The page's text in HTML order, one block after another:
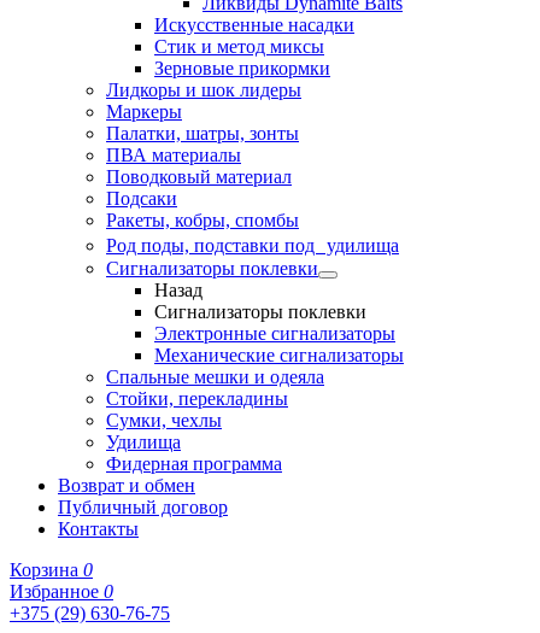
Искусственные насадки
Стик и метод миксы
Зерновые прикормки
Лидкоры и шок лидеры
Маркеры
Палатки, шатры, зонты
ПВА материалы
Поводковый материал
Подсаки
Ракеты, кобры, спомбы
Род поды, подставки под удилища
Сигнализаторы поклевки
Назад
Сигнализаторы поклевки
Электронные сигнализаторы
Механические сигнализаторы
Спальные мешки и одеяла
Стойки, перекладины
Сумки, чехлы
Удилища
Фидерная программа
Возврат и обмен
Публичный договор
Контакты
Корзина 0
Избранное 0
+375 (29) 630-76-75